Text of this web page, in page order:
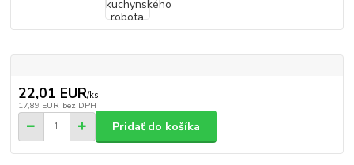
22,01 EUR/ks
17,89 EUR bez DPH
Pridať do košíka